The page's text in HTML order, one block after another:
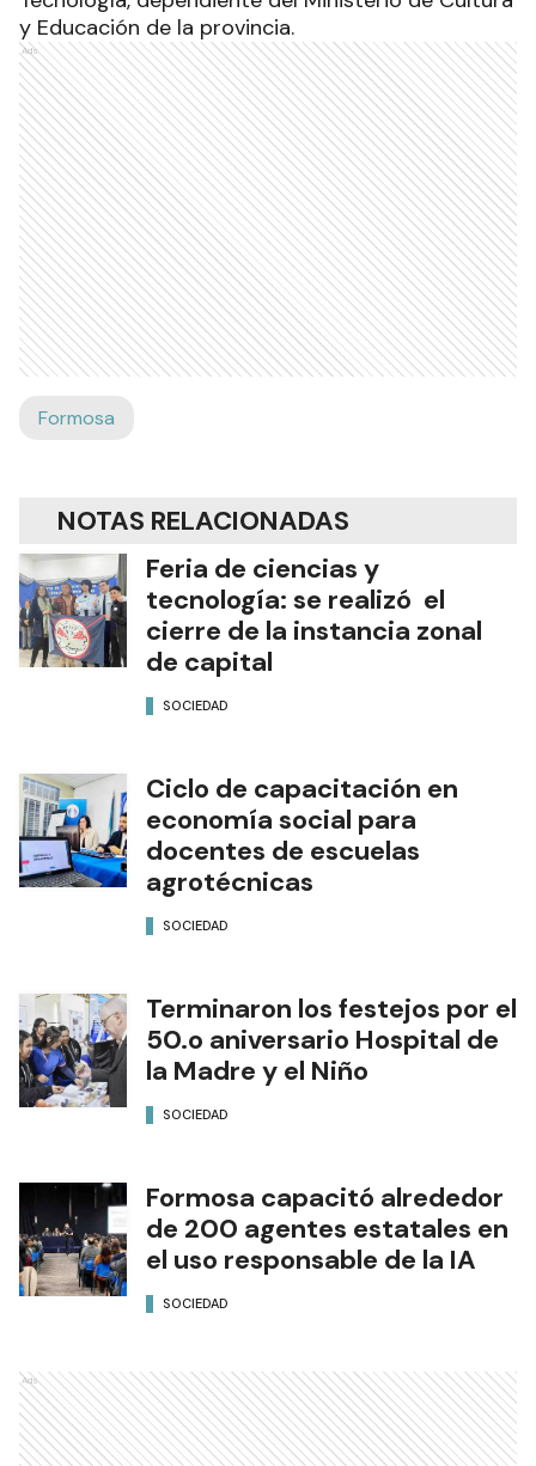
y Educación de la provincia.
Ads
Formosa
NOTAS RELACIONADAS
Feria de ciencias y
tecnología: se realizó el
cierre de la instancia zonal
de capital
SOCIEDAD
Ciclo de capacitación en
economía social para
docentes de escuelas
agrotécnicas
SOCIEDAD
Terminaron los festejos por el
50.o aniversario Hospital de
la Madre y el Niño
SOCIEDAD
Formosa capacitó alrededor
de 200 agentes estatales en
el uso responsable de la IA
SOCIEDAD
Ads